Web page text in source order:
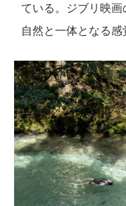
ている。ジブリ映画
自然と一体となる感